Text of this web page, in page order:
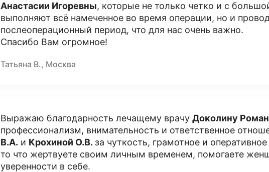
Анастасии Игоревны, которые не только четко и с
выполняют всё намеченное во время операции, но и
послеоперационный период, что для нас очень важно.
Спасибо Вам огромное!
Татьяна В., Москва
Выражаю благодарность лечащему врачу Доколину
профессионализм, внимательность и ответственное
В.А. и Крохиной О.В. за чуткость, грамотное и
то что жертвуете своим личным временем, помогаете
уверенности в себе.